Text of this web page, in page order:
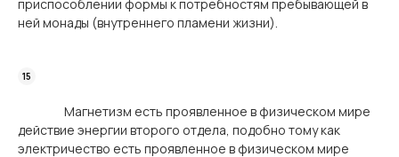
приспособлении формы к потребностям пребывающей в
ней монады (внутреннего пламени жизни).
Магнетизм есть проявленное в физическом мире
действие энергии второго отдела, подобно тому как
электричество есть проявленное в физическом мире